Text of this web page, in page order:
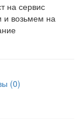
на сервис
и возьмем на
(0)